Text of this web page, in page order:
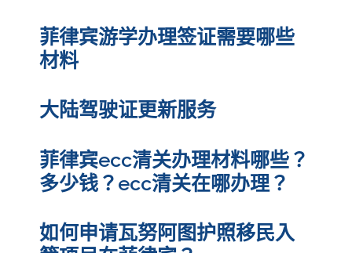
菲律宾游学办理签证需要哪些
材料
大陆驾驶证更新服务
菲律宾ecc清关办理材料哪些？
多少钱？ecc清关在哪办理？
如何申请瓦努阿图护照移民入